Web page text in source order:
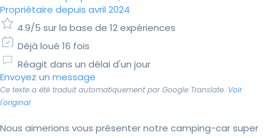
Propriétaire depuis avril 2024
4.9/5 sur la base de 12 expériences
Déjà loué 16 fois
Réagit dans un délai d'un jour
Envoyez un message
Ce texte a été traduit automatiquement par Google Translate. Voir
l'original
Nous aimerions vous présenter notre camping-car super